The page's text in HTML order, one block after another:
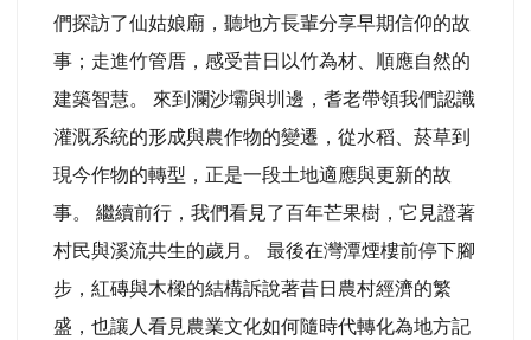
們探訪了仙姑娘廟，聽地方長輩分享早期信仰的故
事；走進竹管厝，感受昔日以竹為材、順應自然的
建築智慧。 來到瀾沙壩與圳邊，耆老帶領我們認識
灌溉系統的形成與農作物的變遷，從水稻、菸草到
現今作物的轉型，正是一段土地適應與更新的故
事。 繼續前行，我們看見了百年芒果樹，它見證著
村民與溪流共生的歲月。 最後在灣潭煙樓前停下腳
步，紅磚與木樑的結構訴說著昔日農村經濟的繁
盛，也讓人看見農業文化如何隨時代轉化為地方記